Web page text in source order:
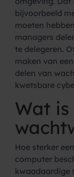
bijvoorbeeld
moeten
managers
te delegeren.
maken van
delen van
kwetsbare
Wat
Hoe sterker
computer
kwaadaardige